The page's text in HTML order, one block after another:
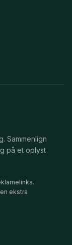
Sammenlign
på et oplyst
ekstra